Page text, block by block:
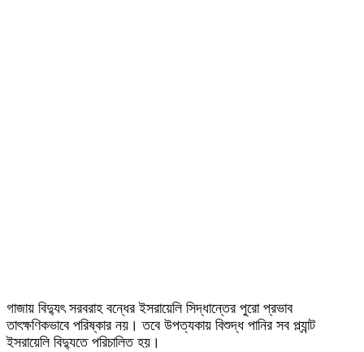
গাজায় বিদ্যুৎ সরবরাহ বন্ধের ইসরায়েলি সিদ্ধান্তের পুরো প্রভাব
তাৎক্ষণিকভাবে পরিষ্কার নয়। তবে উপত্যকায় বিশুদ্ধ পানির সব প্ল্যান্ট
ইসরায়েলি বিদ্যুতে পরিচালিত হয়।